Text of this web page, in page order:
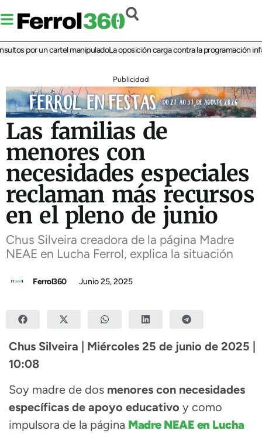
por un cartel manipuladoLa oposición carga contra la programación
Publicidad
Las familias de
menores con
necesidades especiales
reclaman más recursos
en el pleno de junio
Chus Silveira creadora de la página Madre
NEAE en Lucha Ferrol, explica la situación
Ferrol360 Junio 25, 2025
Chus Silveira | Miércoles 25 de junio de 2025 |
10:08
Soy madre de dos menores con necesidades
específicas de apoyo educativo y como
impulsora de la página Madre NEAE en Lucha